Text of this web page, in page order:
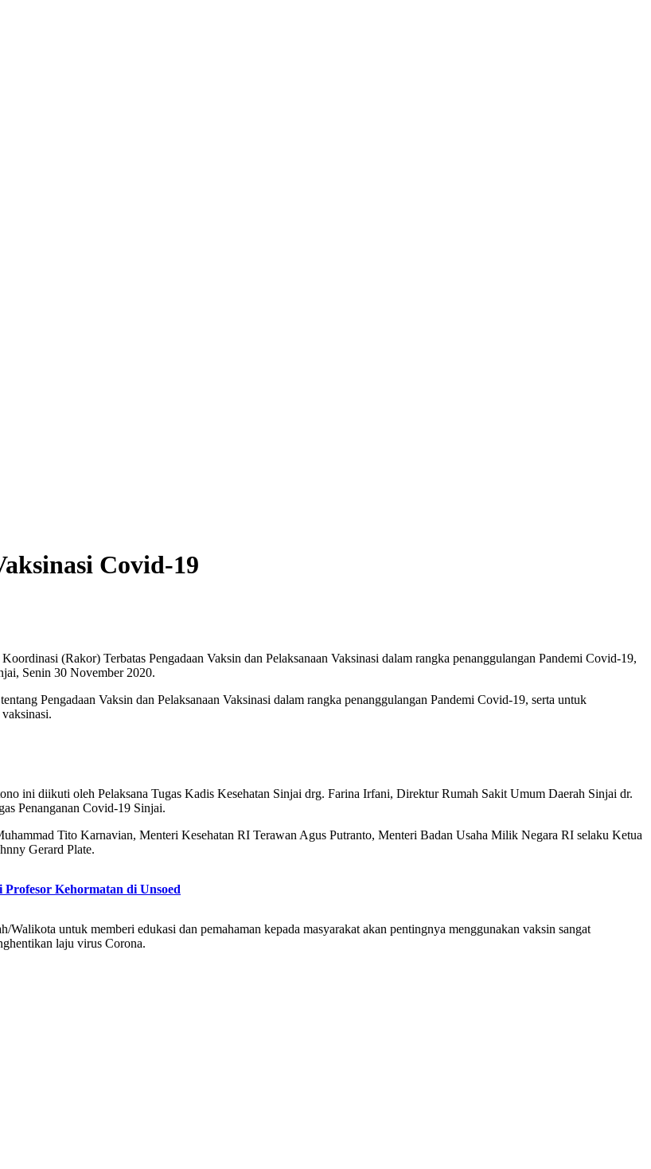
Covid-19
(Rakor) Terbatas Pengadaan Vaksin dan Pelaksanaan Vaksinasi dalam rangka penanggulangan Pandemi Covid-19,
Senin 30 November 2020.
Pengadaan Vaksin dan Pelaksanaan Vaksinasi dalam rangka penanggulangan Pandemi Covid-19, serta untuk
ini diikuti oleh Pelaksana Tugas Kadis Kesehatan Sinjai drg. Farina Irfani, Direktur Rumah Sakit Umum Daerah Sinjai dr.
Penanganan Covid-19 Sinjai.
Tito Karnavian, Menteri Kesehatan RI Terawan Agus Putranto, Menteri Badan Usaha Milik Negara RI selaku Ketua
Gerard Plate.
Kehormatan di Unsoed
untuk memberi edukasi dan pemahaman kepada masyarakat akan pentingnya menggunakan vaksin sangat
laju virus Corona.